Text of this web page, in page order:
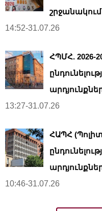
շրջանակում
14:52-31.07.26
ՀՊՄՀ. 2026-
13:27-31.07.26
ՀԱՊՀ
10:46-31.07.26